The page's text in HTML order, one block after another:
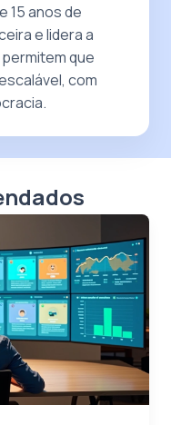
15 anos de
e lidera a
que
com